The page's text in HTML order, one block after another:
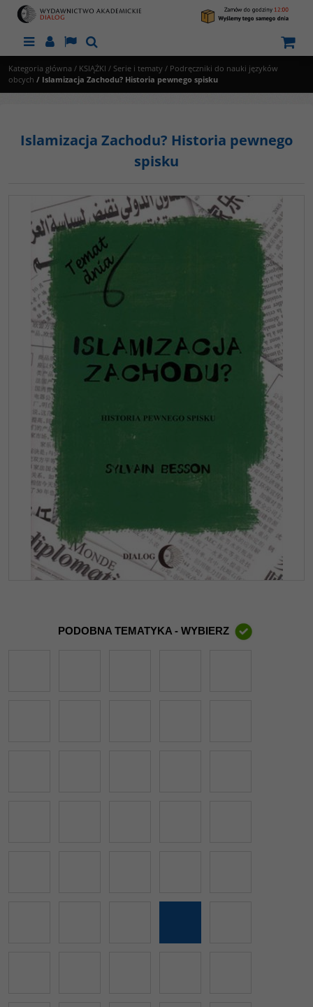
MenuPanelLangSzukaj
Kategoria główna / KSIĄŻKI / Serie i tematy / Podręczniki do nauki języków
obcych / Islamizacja Zachodu? Historia pewnego spisku
Islamizacja Zachodu? Historia pewnego
spisku
PODOBNA TEMATYKA - WYBIERZ